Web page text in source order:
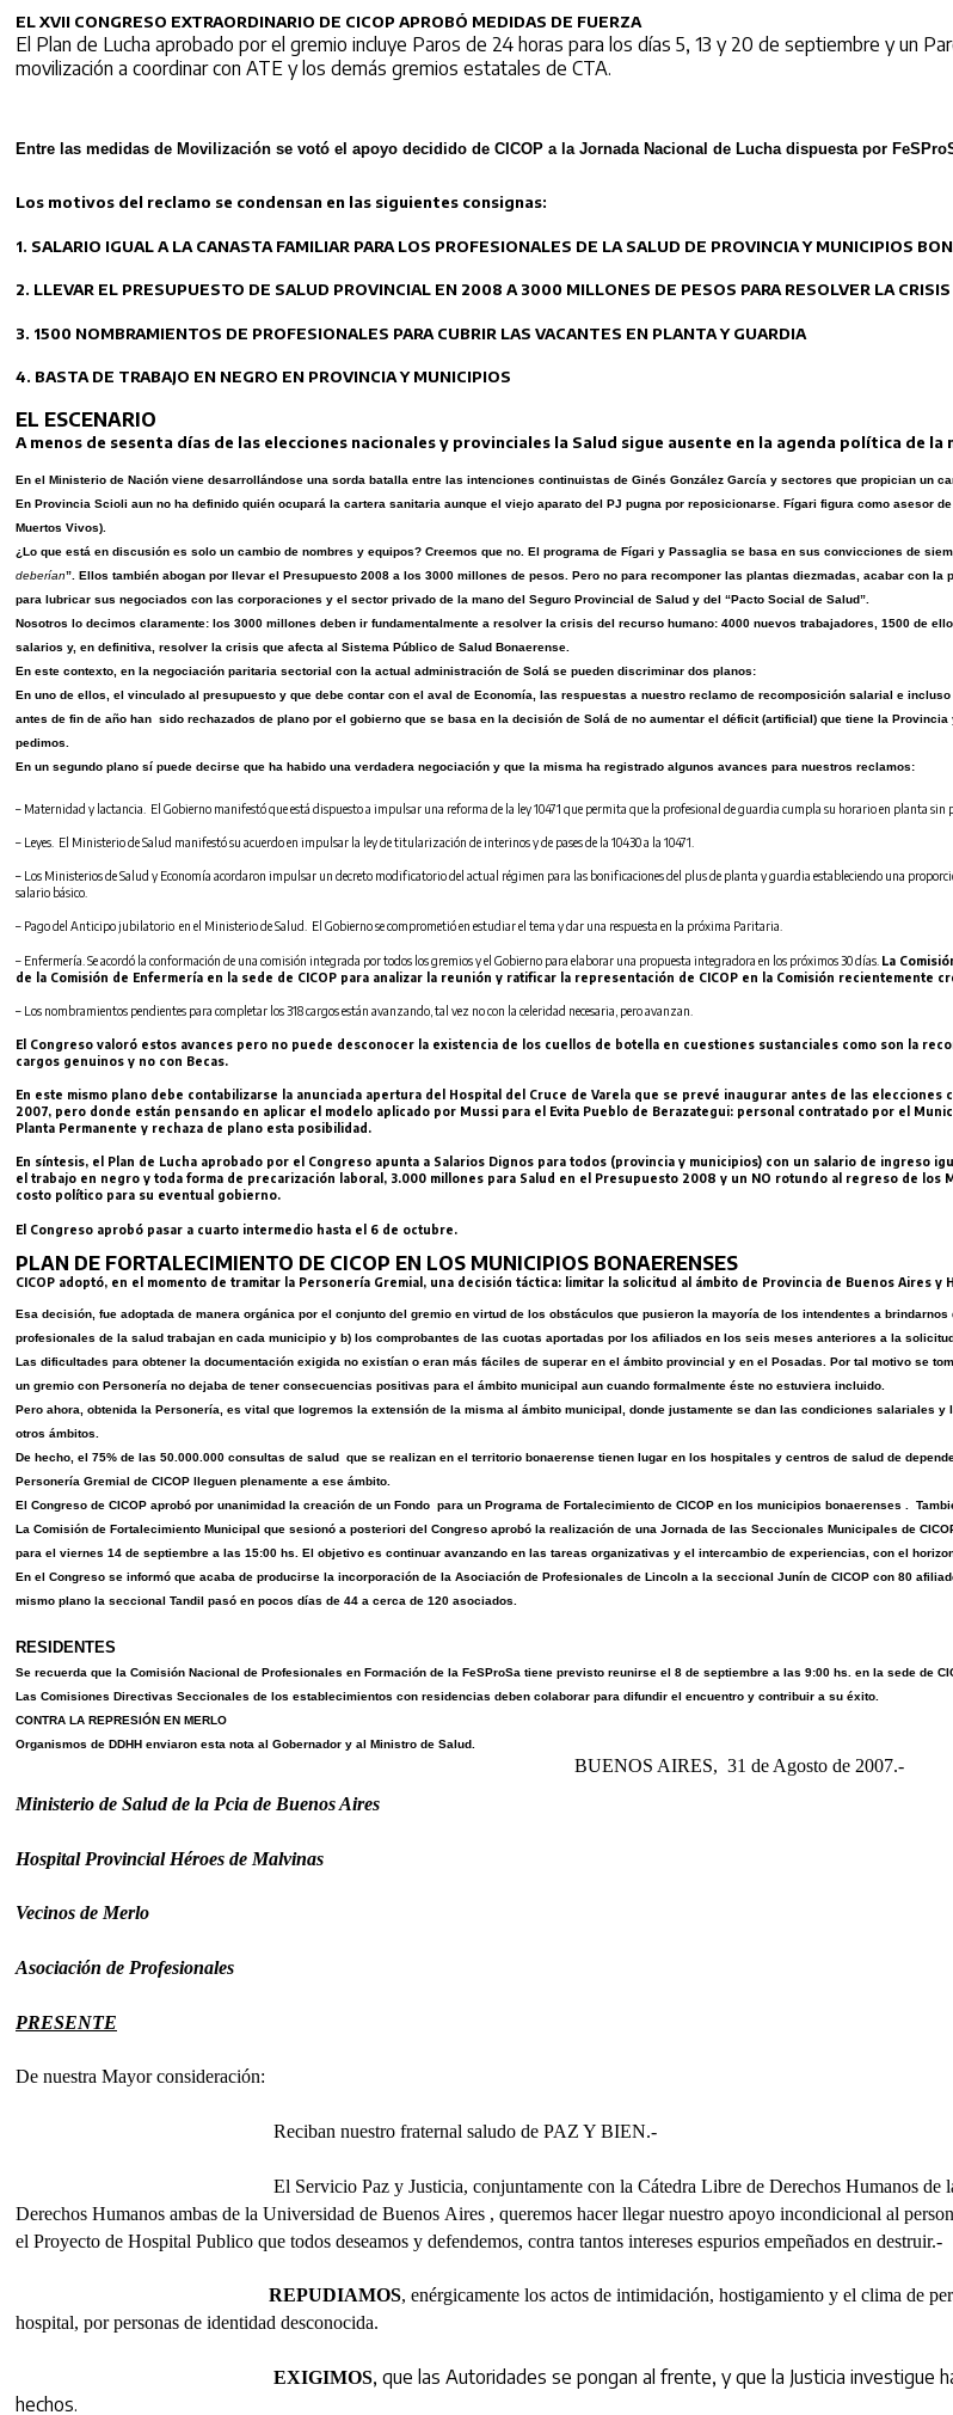
EL XVII CONGRESO EXTRAORDINARIO DE CICOP APROBÓ MEDIDAS DE FUERZA
El Plan de Lucha aprobado por el gremio incluye Paros de 24 horas para los días 5, 13 y 20 de septiembre y un
movilización a coordinar con ATE y los demás gremios estatales de CTA.
Entre las medidas de Movilización se votó el apoyo decidido de CICOP a la Jornada Nacional de Lucha dispuesta por
Los motivos del reclamo se condensan en las siguientes consignas:
1. SALARIO IGUAL A LA CANASTA FAMILIAR PARA LOS PROFESIONALES DE LA SALUD DE PROVINCIA Y MUNICIPIOS
2. LLEVAR EL PRESUPUESTO DE SALUD PROVINCIAL EN 2008 A 3000 MILLONES DE PESOS PARA RESOLVER LA
3. 1500 NOMBRAMIENTOS DE PROFESIONALES PARA CUBRIR LAS VACANTES EN PLANTA Y GUARDIA
4. BASTA DE TRABAJO EN NEGRO EN PROVINCIA Y MUNICIPIOS
EL ESCENARIO
A menos de sesenta días de las elecciones nacionales y provinciales la Salud sigue ausente en la agenda política de
En el Ministerio de Nación viene desarrollándose una sorda batalla entre las intenciones continuistas de Ginés González García y sectores que propician un
En Provincia Scioli aun no ha definido quién ocupará la cartera sanitaria aunque el viejo aparato del PJ pugna por reposicionarse. Fígari figura como asesor
Muertos Vivos).
¿Lo que está en discusión es solo un cambio de nombres y equipos? Creemos que no. El programa de Fígari y Passaglia se basa en sus convicciones de
deberían”. Ellos también abogan por llevar el Presupuesto 2008 a los 3000 millones de pesos. Pero no para recomponer las plantas diezmadas, acabar con
para lubricar sus negociados con las corporaciones y el sector privado de la mano del Seguro Provincial de Salud y del “Pacto Social de Salud”.
Nosotros lo decimos claramente: los 3000 millones deben ir fundamentalmente a resolver la crisis del recurso humano: 4000 nuevos trabajadores, 1500 de
salarios y, en definitiva, resolver la crisis que afecta al Sistema Público de Salud Bonaerense.
En este contexto, en la negociación paritaria sectorial con la actual administración de Solá se pueden discriminar dos planos:
En uno de ellos, el vinculado al presupuesto y que debe contar con el aval de Economía, las respuestas a nuestro reclamo de recomposición salarial e
antes de fin de año han sido rechazados de plano por el gobierno que se basa en la decisión de Solá de no aumentar el déficit (artificial) que tiene la
pedimos.
En un segundo plano sí puede decirse que ha habido una verdadera negociación y que la misma ha registrado algunos avances para nuestros reclamos:
– Maternidad y lactancia. El Gobierno manifestó que está dispuesto a impulsar una reforma de la ley 10471 que permita que la profesional de guardia cumpla su horario en planta sin
– Leyes. El Ministerio de Salud manifestó su acuerdo en impulsar la ley de titularización de interinos y de pases de la 10430 a la 10471.
– Los Ministerios de Salud y Economía acordaron impulsar un decreto modificatorio del actual régimen para las bonificaciones del plus de planta y guardia estableciendo una
salario básico.
– Pago del Anticipo jubilatorio en el Ministerio de Salud. El Gobierno se comprometió en estudiar el tema y dar una respuesta en la próxima Paritaria.
– Enfermería. Se acordó la conformación de una comisión integrada por todos los gremios y el Gobierno para elaborar una propuesta integradora en los próximos 30 días. La
de la Comisión de Enfermería en la sede de CICOP para analizar la reunión y ratificar la representación de CICOP en la Comisión recientemente
– Los nombramientos pendientes para completar los 318 cargos están avanzando, tal vez no con la celeridad necesaria, pero avanzan.
El Congreso valoró estos avances pero no puede desconocer la existencia de los cuellos de botella en cuestiones sustanciales como son la
cargos genuinos y no con Becas.
En este mismo plano debe contabilizarse la anunciada apertura del Hospital del Cruce de Varela que se prevé inaugurar antes de las
2007, pero donde están pensando en aplicar el modelo aplicado por Mussi para el Evita Pueblo de Berazategui: personal contratado por el
Planta Permanente y rechaza de plano esta posibilidad.
En síntesis, el Plan de Lucha aprobado por el Congreso apunta a Salarios Dignos para todos (provincia y municipios) con un salario de ingreso
el trabajo en negro y toda forma de precarización laboral, 3.000 millones para Salud en el Presupuesto 2008 y un NO rotundo al regreso de
costo político para su eventual gobierno.
El Congreso aprobó pasar a cuarto intermedio hasta el 6 de octubre.
PLAN DE FORTALECIMIENTO DE CICOP EN LOS MUNICIPIOS BONAERENSES
CICOP adoptó, en el momento de tramitar la Personería Gremial, una decisión táctica: limitar la solicitud al ámbito de Provincia de Buenos Aires y
Esa decisión, fue adoptada de manera orgánica por el conjunto del gremio en virtud de los obstáculos que pusieron la mayoría de los intendentes a
profesionales de la salud trabajan en cada municipio y b) los comprobantes de las cuotas aportadas por los afiliados en los seis meses anteriores a la
Las dificultades para obtener la documentación exigida no existían o eran más fáciles de superar en el ámbito provincial y en el Posadas. Por tal motivo se
un gremio con Personería no dejaba de tener consecuencias positivas para el ámbito municipal aun cuando formalmente éste no estuviera incluido.
Pero ahora, obtenida la Personería, es vital que logremos la extensión de la misma al ámbito municipal, donde justamente se dan las condiciones
otros ámbitos.
De hecho, el 75% de las 50.000.000 consultas de salud que se realizan en el territorio bonaerense tienen lugar en los hospitales y centros de salud de
Personería Gremial de CICOP lleguen plenamente a ese ámbito.
El Congreso de CICOP aprobó por unanimidad la creación de un Fondo para un Programa de Fortalecimiento de CICOP en los municipios bonaerenses .
La Comisión de Fortalecimiento Municipal que sesionó a posteriori del Congreso aprobó la realización de una Jornada de las Seccionales Municipales de
para el viernes 14 de septiembre a las 15:00 hs. El objetivo es continuar avanzando en las tareas organizativas y el intercambio de experiencias, con el
En el Congreso se informó que acaba de producirse la incorporación de la Asociación de Profesionales de Lincoln a la seccional Junín de CICOP con 80
mismo plano la seccional Tandil pasó en pocos días de 44 a cerca de 120 asociados.
RESIDENTES
Se recuerda que la Comisión Nacional de Profesionales en Formación de la FeSProSa tiene previsto reunirse el 8 de septiembre a las 9:00 hs. en la sede de
Las Comisiones Directivas Seccionales de los establecimientos con residencias deben colaborar para difundir el encuentro y contribuir a su éxito.
CONTRA LA REPRESIÓN EN MERLO
Organismos de DDHH enviaron esta nota al Gobernador y al Ministro de Salud.
BUENOS AIRES, 31 de Agosto de 2007.-
Ministerio de Salud de la Pcia de Buenos Aires
Hospital Provincial Héroes de Malvinas
Vecinos de Merlo
Asociación de Profesionales
PRESENTE
De nuestra Mayor consideración:
Reciban nuestro fraternal saludo de PAZ Y BIEN.-
El Servicio Paz y Justicia, conjuntamente con la Cátedra Libre de Derechos Humanos de la
Derechos Humanos ambas de la Universidad de Buenos Aires , queremos hacer llegar nuestro apoyo incondicional al
el Proyecto de Hospital Publico que todos deseamos y defendemos, contra tantos intereses espurios empeñados en destruir.-
REPUDIAMOS, enérgicamente los actos de intimidación, hostigamiento y el clima de
hospital, por personas de identidad desconocida.
EXIGIMOS, que las Autoridades se pongan al frente, y que la Justicia
hechos.